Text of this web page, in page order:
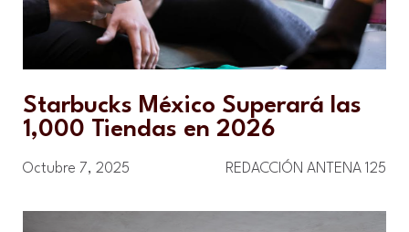
Starbucks México Superará las
1,000 Tiendas en 2026
Octubre 7, 2025 REDACCIÓN ANTENA 125